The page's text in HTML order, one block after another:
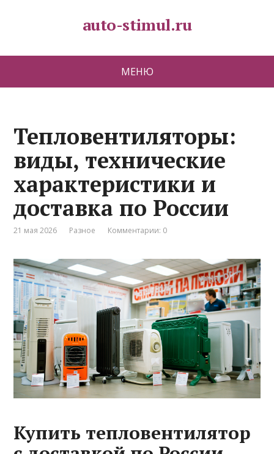
auto-stimul.ru
МЕНЮ
Тепловентиляторы:
виды, технические
характеристики и
доставка по России
21 мая 2026 Разное Комментарии: 0
Купить тепловентилятор